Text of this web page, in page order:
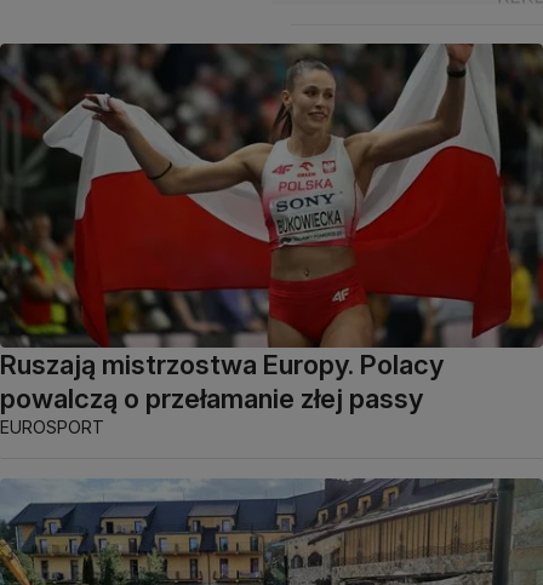
Ruszają mistrzostwa Europy. Polacy
powalczą o przełamanie złej passy
EUROSPORT